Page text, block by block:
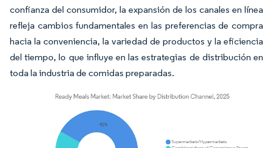
confianza del consumidor, la expansión de los canales en línea
refleja cambios fundamentales en las preferencias de compra
hacia la conveniencia, la variedad de productos y la eficiencia
del tiempo, lo que influye en las estrategias de distribución en
toda la industria de comidas preparadas.